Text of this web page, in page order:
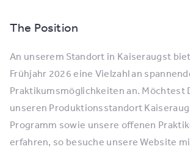
The Position
An unserem Standort in Kaiseraugst
Frühjahr 2026 eine Vielzahl an
Praktikumsmöglichkeiten an. Möchtest
unseren Produktionsstandort
Programm sowie unsere offenen
erfahren, so besuche unsere Website